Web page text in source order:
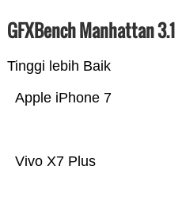
GFXBench Manhattan 3.1
Tinggi lebih Baik
Vivo X7 Plus
Apple iPhone 7